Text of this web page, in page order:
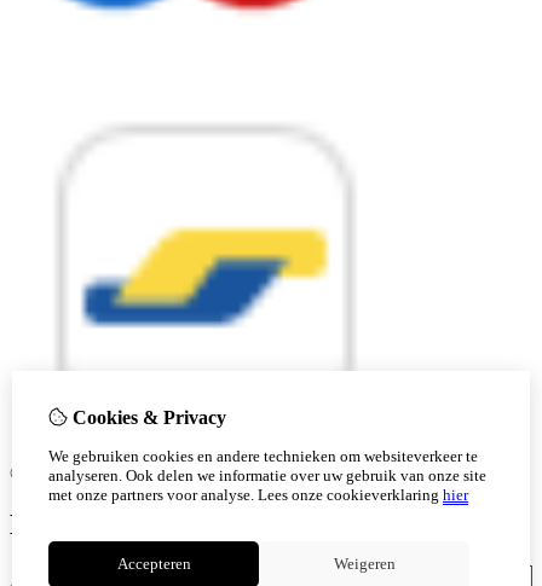
© Copyright 2026 |
Cookies & Privacy
We gebruiken cookies en andere technieken om websiteverkeer te
analyseren. Ook delen we informatie over uw gebruik van onze site
met onze partners voor analyse. Lees onze cookieverklaring hier
Accepteren Weigeren
Ben je 18 of ouder?